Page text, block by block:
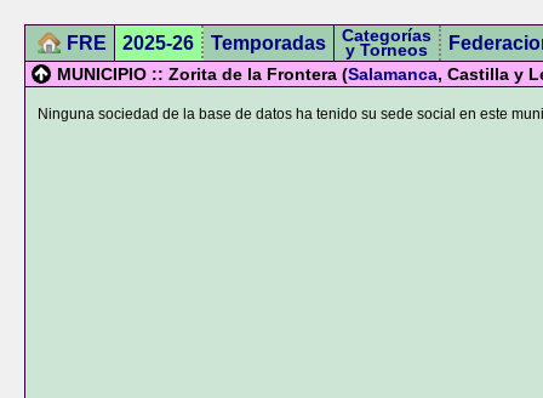
FRE 2025-26 Temporadas Categorías
y Torneos
MUNICIPIO :: Zorita de la Frontera (Salamanca, Castilla y
Ninguna sociedad de la base de datos ha tenido su sede social en este